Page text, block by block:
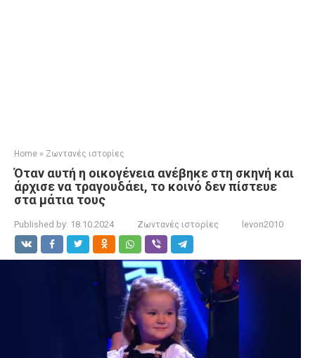
Home » Ζωντανές ιστορίες
Όταν αυτή η οικογένεια ανέβηκε στη σκηνή και
άρχισε να τραγουδάει, το κοινό δεν πίστευε
στα μάτια τους
Published by: 18.10.2024 Ζωντανές ιστορίες levon2010